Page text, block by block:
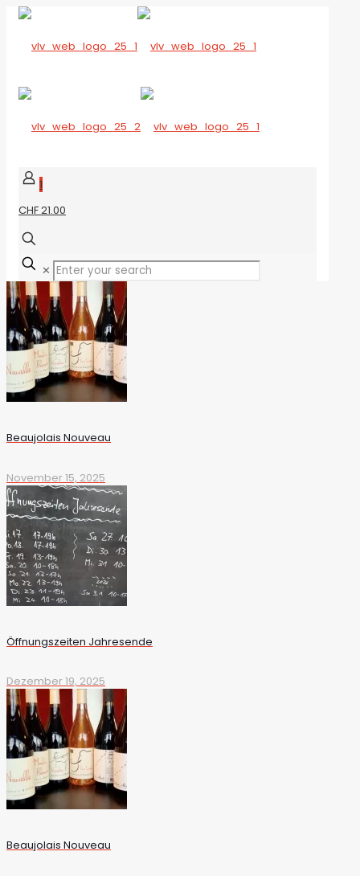
1
CHF 21.00
✕
Beaujolais Nouveau
November 15, 2025
Öffnungszeiten Jahresende
Dezember 19, 2025
Beaujolais Nouveau